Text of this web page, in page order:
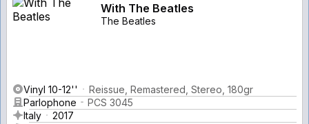
With The Beatles
The Beatles
Vinyl 10-12''
Reissue, Remastered, Stereo, 180gr
Parlophone
PCS 3045
Italy
2017